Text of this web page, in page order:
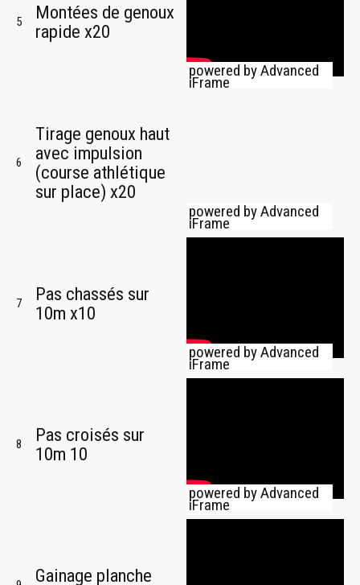
5
Montées de genoux
rapide x20
powered by Advanced
iFrame
6
Tirage genoux haut
avec impulsion
(course athlétique
sur place) x20
powered by Advanced
iFrame
7
Pas chassés sur
10m x10
powered by Advanced
iFrame
8
Pas croisés sur
10m 10
powered by Advanced
iFrame
Gainage planche